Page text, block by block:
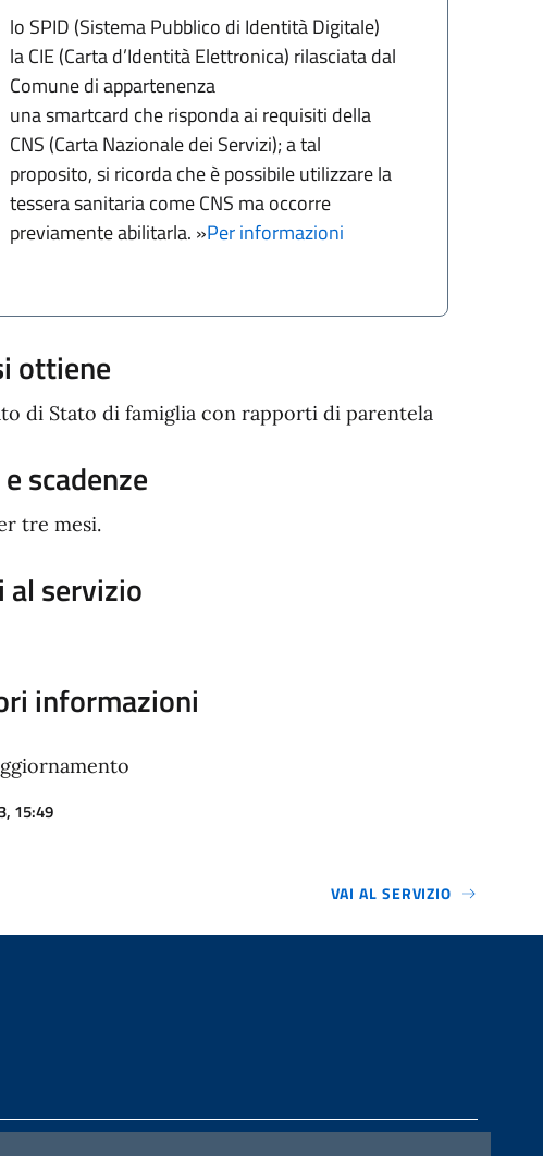
lo SPID (Sistema Pubblico di Identità Digitale)
la CIE (Carta d’Identità Elettronica) rilasciata dal
Comune di appartenenza
una smartcard che risponda ai requisiti della
CNS (Carta Nazionale dei Servizi); a tal
proposito, si ricorda che è possibile utilizzare la
tessera sanitaria come CNS ma occorre
previamente abilitarla. »Per informazioni
ottiene
di Stato di famiglia con rapporti di parentela
scadenze
tre mesi.
al servizio
informazioni
15:49
VAI AL SERVIZIO